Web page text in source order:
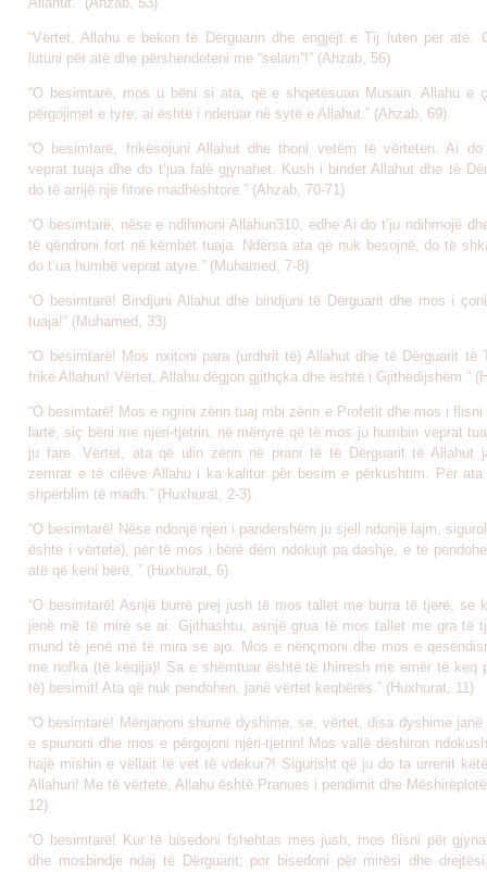
“Vërtet, Allahu e bekon të Dërguarin dhe engjëjt e Tij luten për atë.
lutuni për atë dhe përshëndeteni me “selam”!” (Ahzab, 56)
“O besimtarë, mos u bëni si ata, që e shqetësuan Musain. Allahu e
përgojimet e tyre; ai është i nderuar në sytë e Allahut.” (Ahzab, 69)
“O besimtarë, frikësojuni Allahut dhe thoni vetëm të vërtetën. Ai do
veprat tuaja dhe do t’jua falë gjynahet. Kush i bindet Allahut dhe të
do të arrijë një fitore madhështore.” (Ahzab, 70-71)
“O besimtarë, nëse e ndihmoni Allahun310, edhe Ai do t’ju ndihmojë
të qëndroni fort në këmbët tuaja. Ndërsa ata që nuk besojnë, do të
do t’ua humbë veprat atyre.” (Muhamed, 7-8)
“O besimtarë! Bindjuni Allahut dhe bindjuni të Dërguarit dhe mos i
tuaja!” (Muhamed, 33)
“O besimtarë! Mos nxitoni para (urdhrit të) Allahut dhe të Dërguarit të
frikë Allahun! Vërtet, Allahu dëgjon gjithçka dhe është i Gjithëdijshëm.”
“O besimtarë! Mos e ngrini zërin tuaj mbi zërin e Profetit dhe mos i
lartë, siç bëni me njëri-tjetrin, në mënyrë që të mos ju humbin veprat
ju fare. Vërtet, ata që ulin zërin në prani të të Dërguarit të Allahut
zemrat e të cilëve Allahu i ka kalitur për besim e përkushtim. Për
shpërblim të madh.” (Huxhurat, 2-3)
“O besimtarë! Nëse ndonjë njeri i pandershëm ju sjell ndonjë lajm,
është i vërtetë), për të mos i bërë dëm ndokujt pa dashje, e të
atë që keni bërë. ” (Huxhurat, 6)
“O besimtarë! Asnjë burrë prej jush të mos tallet me burra të tjerë, se
jenë më të mirë se ai. Gjithashtu, asnjë grua të mos tallet me gra të
mund të jenë më të mira se ajo. Mos e nënçmoni dhe mos e
me nofka (të këqija)! Sa e shëmtuar është të thirresh me emër të keq
të) besimit! Ata që nuk pendohen, janë vërtet keqbërës.” (Huxhurat, 11)
“O besimtarë! Mënjanoni shumë dyshime, se, vërtet, disa dyshime
e spiunoni dhe mos e përgojoni njëri-tjetrin! Mos vallë dëshiron
hajë mishin e vëllait të vet të vdekur?! Sigurisht që ju do ta urrenit
Allahun! Me të vërtetë, Allahu është Pranues i pendimit dhe
12)
“O besimtarë! Kur të bisedoni fshehtas mes jush, mos flisni për
dhe mosbindje ndaj të Dërguarit; por bisedoni për mirësi dhe